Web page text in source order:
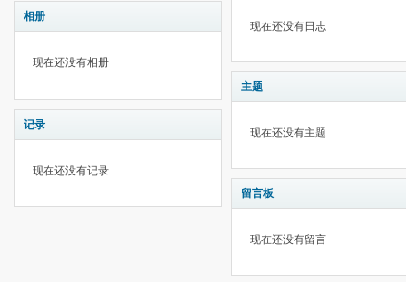
相册
现在还没有相册
记录
现在还没有记录
现在还没有日志
主题
现在还没有主题
留言板
现在还没有留言